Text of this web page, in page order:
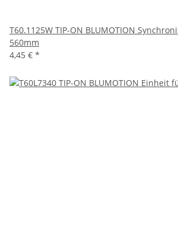
T60.1125W TIP-ON BLUMOTION
560mm
4,45 € *